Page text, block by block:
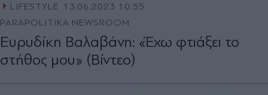
LIFESTYLE 13.06.2023 10:55
PARAPOLITIKA NEWSROOM
Ευρυδίκη Βαλαβάνη: «Έχω φτιάξει το
στήθος μου» (Βίντεο)